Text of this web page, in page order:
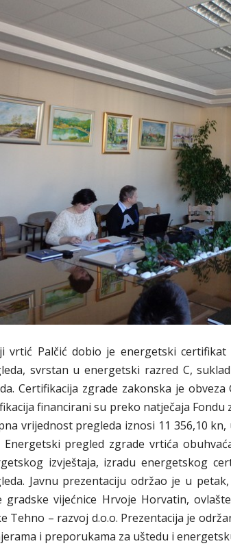
vrtić Palčić dobio je energetski
svrstan u energetski razred C,
Certifikacija zgrade zakonska je
financirani su preko natječaja
vrijednost pregleda iznosi 11 356,10
Energetski pregled zgrade vrtića
izvještaja, izradu energetskog
Javnu prezentaciju održao je u
gradske vijećnice Hrvoje Horvatin,
Tehno – razvoj d.o.o. Prezentacija je
i preporukama za uštedu i